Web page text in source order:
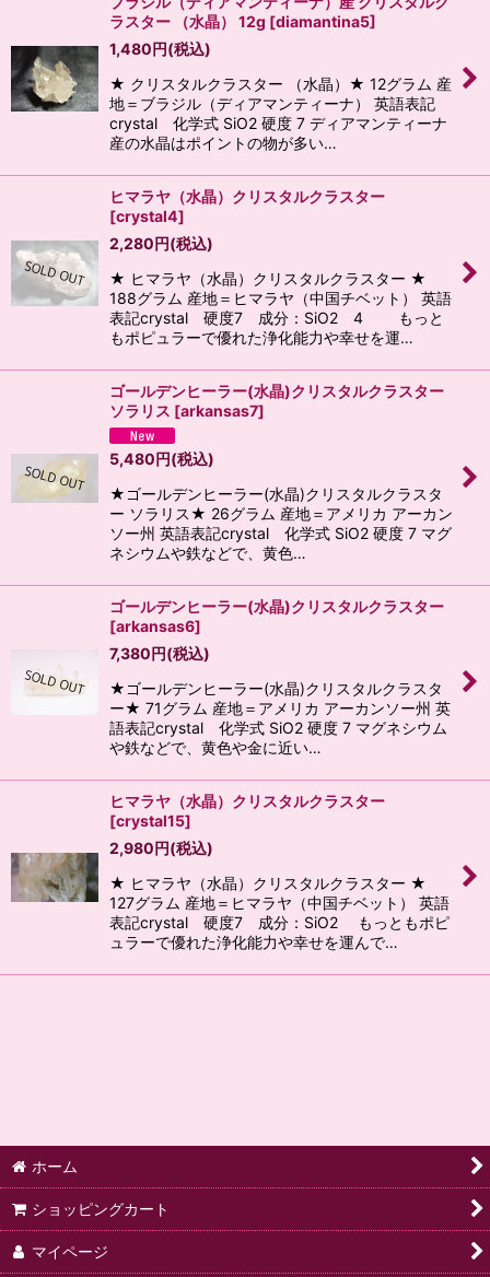
ラスター （水晶） 12g [diamantina5]
1,480円(税込)
★ クリスタルクラスター （水晶）★ 12グラム 産
地＝ブラジル（ディアマンティーナ） 英語表記
crystal 化学式 SiO2 硬度 7 ディアマンティーナ
産の水晶はポイントの物が多い…
ヒマラヤ（水晶）クリスタルクラスター
[crystal4]
2,280円(税込)
★ ヒマラヤ（水晶）クリスタルクラスター ★
188グラム 産地＝ヒマラヤ（中国チベット） 英語
表記crystal 硬度7 成分：SiO2 4 もっと
もポピュラーで優れた浄化能力や幸せを運…
ゴールデンヒーラー(水晶)クリスタルクラスター
ソラリス [arkansas7]
5,480円(税込)
★ゴールデンヒーラー(水晶)クリスタルクラスタ
ー ソラリス★ 26グラム 産地＝アメリカ アーカン
ソー州 英語表記crystal 化学式 SiO2 硬度 7 マグ
ネシウムや鉄などで、黄色…
ゴールデンヒーラー(水晶)クリスタルクラスター
[arkansas6]
7,380円(税込)
★ゴールデンヒーラー(水晶)クリスタルクラスタ
ー★ 71グラム 産地＝アメリカ アーカンソー州 英
語表記crystal 化学式 SiO2 硬度 7 マグネシウム
や鉄などで、黄色や金に近い…
ヒマラヤ（水晶）クリスタルクラスター
[crystal15]
2,980円(税込)
★ ヒマラヤ（水晶）クリスタルクラスター ★
127グラム 産地＝ヒマラヤ（中国チベット） 英語
表記crystal 硬度7 成分：SiO2 もっともポピ
ュラーで優れた浄化能力や幸せを運んで…
ホーム
ショッピングカート
マイページ